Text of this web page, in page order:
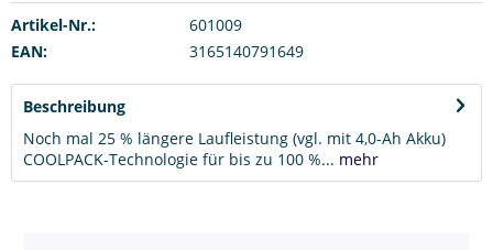
Artikel-Nr.:
601009
EAN:
3165140791649
Beschreibung
Noch mal 25 % längere Laufleistung (vgl. mit 4,0-Ah Akku)
COOLPACK-Technologie für bis zu 100 %... mehr